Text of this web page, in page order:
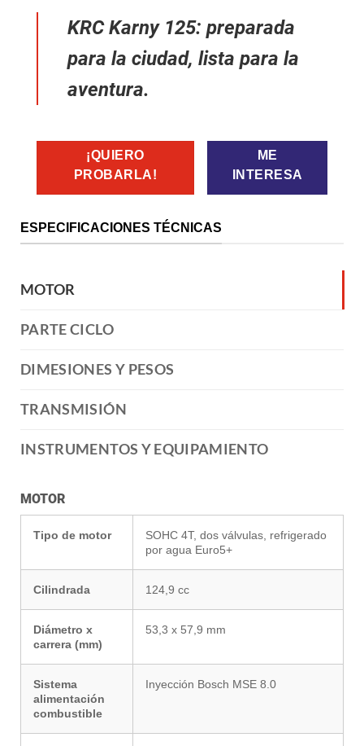
KRC Karny 125: preparada
para la ciudad, lista para la
aventura.
¡QUIERO
PROBARLA!
ME
INTERESA
ESPECIFICACIONES TÉCNICAS
MOTOR
PARTE CICLO
DIMESIONES Y PESOS
TRANSMISIÓN
INSTRUMENTOS Y EQUIPAMIENTO
MOTOR
Tipo de motor
SOHC 4T, dos válvulas, refrigerado
por agua Euro5+
Cilindrada 124,9 cc
Diámetro x
carrera (mm)
53,3 x 57,9 mm
Sistema
alimentación
combustible
Inyección Bosch MSE 8.0